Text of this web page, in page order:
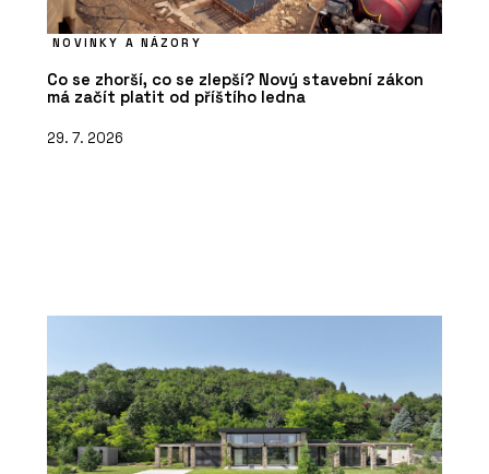
NOVINKY A NÁZORY
Co se zhorší, co se zlepší? Nový stavební zákon
má začít platit od příštího ledna
29. 7. 2026